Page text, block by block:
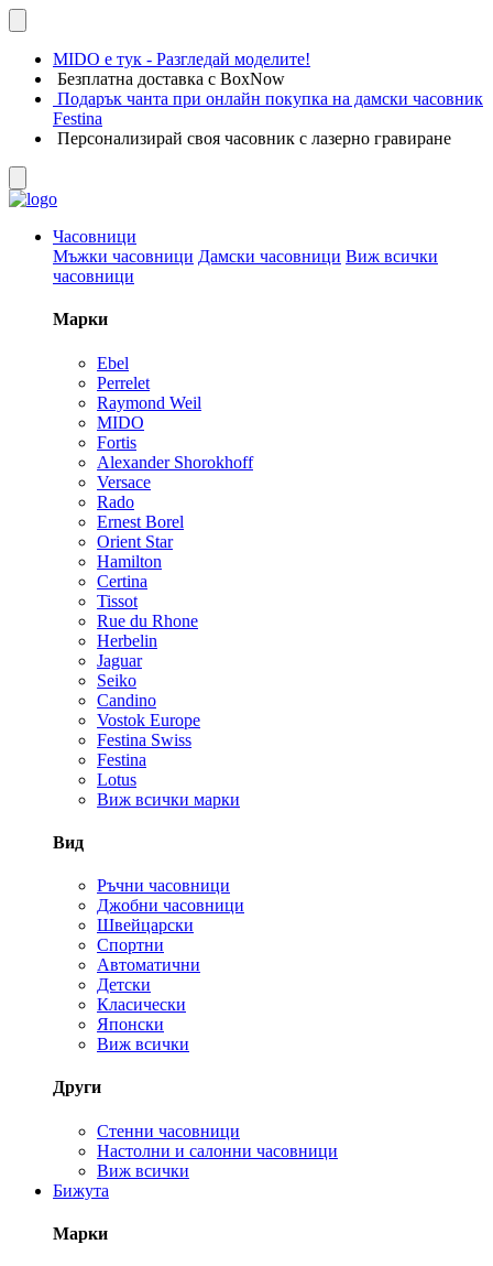
MIDO е тук - Разгледай моделите!
Безплатна доставка с BoxNow
Подарък чанта при онлайн покупка на дамски часовник
Festina
Персонализирай своя часовник с лазерно гравиране
Часовници
Мъжки часовници Дамски часовници Виж всички
часовници
Марки
Ebel
Perrelet
Raymond Weil
MIDO
Fortis
Alexander Shorokhoff
Versace
Rado
Ernest Borel
Orient Star
Hamilton
Certina
Tissot
Rue du Rhone
Herbelin
Jaguar
Seiko
Candino
Vostok Europe
Festina Swiss
Festina
Lotus
Виж всички марки
Вид
Ръчни часовници
Джобни часовници
Швейцарски
Спортни
Автоматични
Детски
Класически
Японски
Виж всички
Други
Стенни часовници
Настолни и салонни часовници
Виж всички
Бижута
Марки